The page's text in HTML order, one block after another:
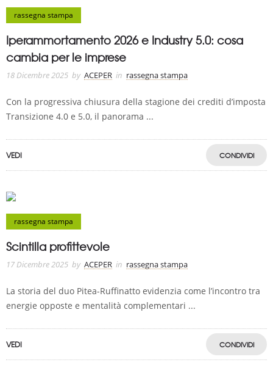
rassegna stampa
Iperammortamento 2026 e Industry 5.0: cosa
cambia per le imprese
18 Dicembre 2025 by ACEPER in rassegna stampa
Con la progressiva chiusura della stagione dei crediti d’imposta
Transizione 4.0 e 5.0, il panorama ...
VEDI CONDIVIDI
rassegna stampa
Scintilla profittevole
17 Dicembre 2025 by ACEPER in rassegna stampa
La storia del duo Pitea-Ruffinatto evidenzia come l’incontro tra
energie opposte e mentalità complementari ...
VEDI CONDIVIDI